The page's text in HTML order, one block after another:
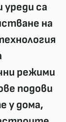
уреди са
на
режими
подови
у дома,